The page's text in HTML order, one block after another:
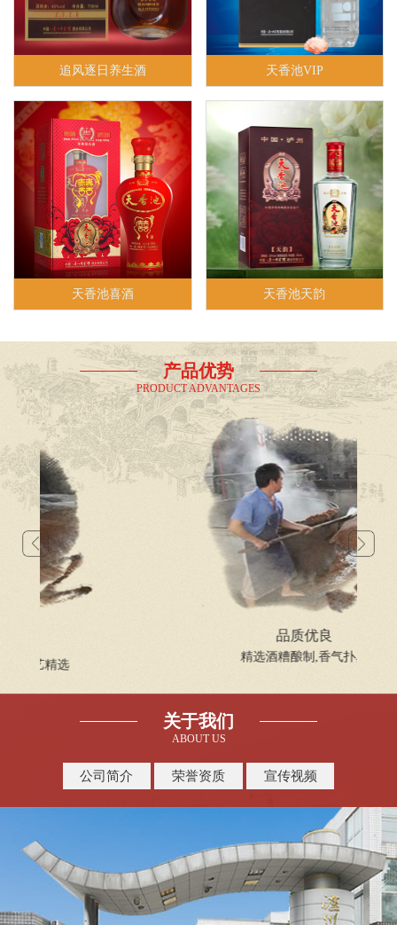
追风逐日养生酒 天香池VIP
天香池喜酒 天香池天韵
产品优势
PRODUCT ADVANTAGES
精选酒糟酿制,香气扑鼻
关于我们
ABOUT US
公司简介 荣誉资质 宣传视频